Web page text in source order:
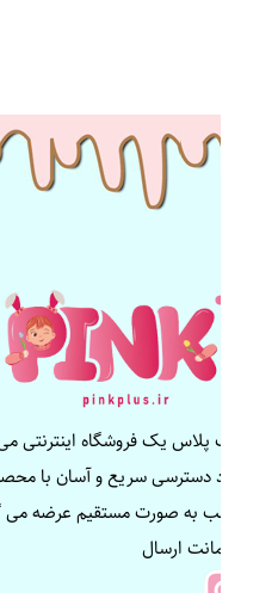
پینک پلاس یک فروشگاه اینترنتی
ایجاد دسترسی سریع و آسان با
مناسب به صورت مستقیم عرضه می
و ضمانت ارسال